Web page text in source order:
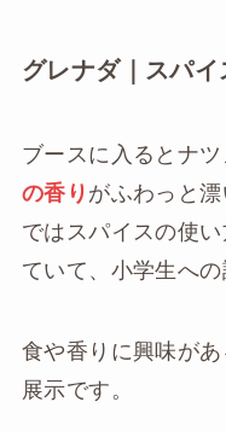
グレナダ｜スパ
ブースに入るとナ
の香り がふわっと
ではスパイスの使
ていて、小学生へ
食や香りに興味が
展示です。